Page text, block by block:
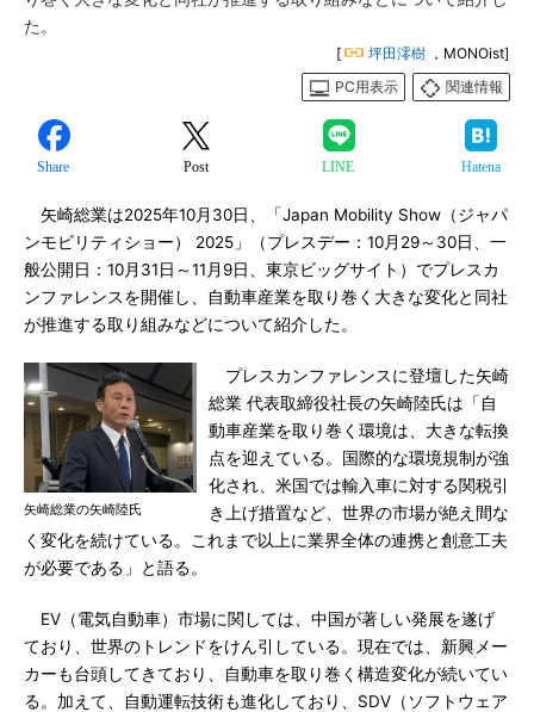
た。
[ 坪田澪樹 ，MONOist]
PC用表示
関連情報
Share Post LINE Hatena
矢崎総業は2025年10月30日、「Japan Mobility Show（ジャパ
ンモビリティショー） 2025」（プレスデー：10月29～30日、一
般公開日：10月31日～11月9日、東京ビッグサイト）でプレスカ
ンファレンスを開催し、自動車産業を取り巻く大きな変化と同社
が推進する取り組みなどについて紹介した。
矢崎総業の矢崎陸氏
プレスカンファレンスに登壇した矢崎
総業 代表取締役社長の矢崎陸氏は「自
動車産業を取り巻く環境は、大きな転換
点を迎えている。国際的な環境規制が強
化され、米国では輸入車に対する関税引
き上げ措置など、世界の市場が絶え間な
く変化を続けている。これまで以上に業界全体の連携と創意工夫
が必要である」と語る。
EV（電気自動車）市場に関しては、中国が著しい発展を遂げ
ており、世界のトレンドをけん引している。現在では、新興メー
カーも台頭してきており、自動車を取り巻く構造変化が続いてい
る。加えて、自動運転技術も進化しており、SDV（ソフトウェア